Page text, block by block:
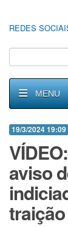
REDES
MENU
19/3/2024 19:09
aviso